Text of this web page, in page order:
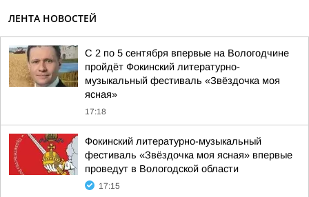
ЛЕНТА НОВОСТЕЙ
С 2 по 5 сентября впервые на Вологодчине
пройдёт Фокинский литературно-
музыкальный фестиваль «Звёздочка моя
ясная»
17:18
Фокинский литературно-музыкальный
фестиваль «Звёздочка моя ясная» впервые
проведут в Вологодской области
17:15